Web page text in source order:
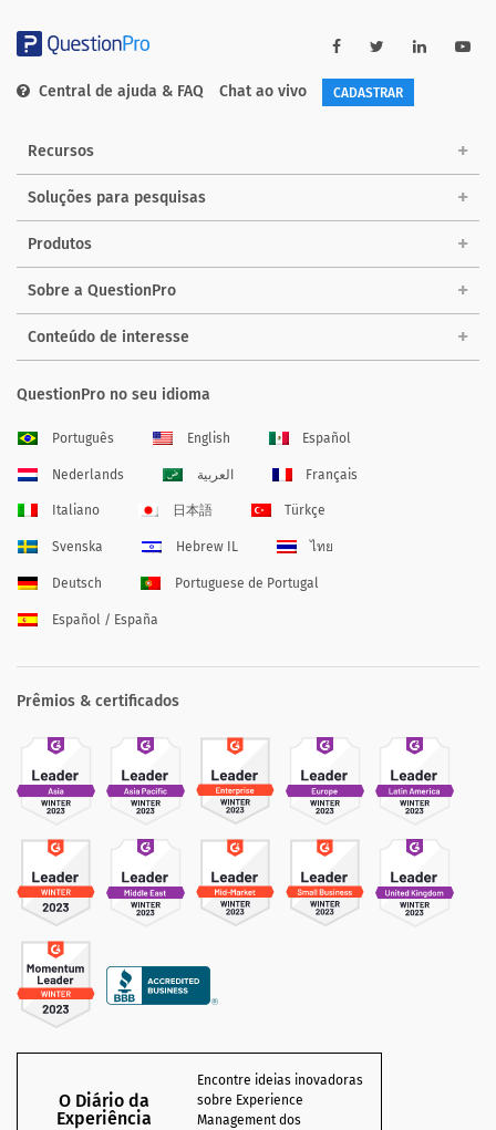
Central de ajuda & FAQ Chat ao vivo CADASTRAR
Recursos
Soluções para pesquisas
Produtos
Sobre a QuestionPro
Conteúdo de interesse
QuestionPro no seu idioma
Português English Español
Nederlands العربية Français
Italiano 日本語 Türkçe
Svenska Hebrew IL ไทย
Deutsch Portuguese de Portugal
Español / España
Prêmios & certificados
O Diário da
Experiência
Encontre ideias inovadoras
sobre Experience
Management dos